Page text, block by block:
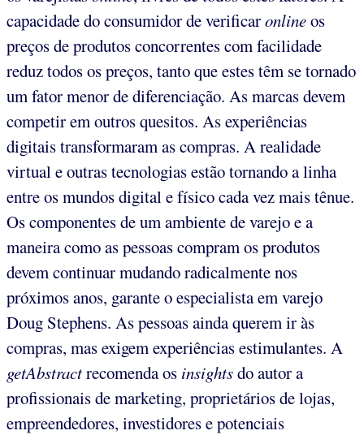
capacidade do consumidor de verificaronlineos
preços de produtos concorrentes com facilidade
reduz todos os preços, tanto que estes têm se tornado
um fator menor de diferenciação. As marcas devem
competir em outros quesitos. As experiências
digitais transformaram as compras. A realidade
virtual e outras tecnologias estão tornando a linha
entre os mundos digital e físico cada vez mais tênue.
Os componentes de um ambiente de varejo e a
maneira como as pessoas compram os produtos
devem continuar mudando radicalmente nos
próximos anos, garante o especialista em varejo
Doug Stephens. As pessoas ainda querem ir às
compras, mas exigem experiências estimulantes. A
getAbstractrecomenda os insightsdo autor a
profissionais de marketing, proprietários de lojas,
empreendedores, investidores e potenciais